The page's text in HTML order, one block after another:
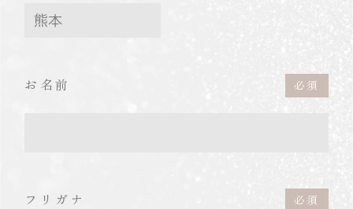
お名前
フリガナ